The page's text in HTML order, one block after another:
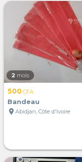
2 mois
500CFA
Bandeau
location_on Abidjan, Côte d'Ivoire